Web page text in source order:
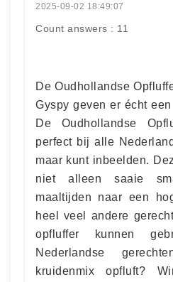
2025-09-02 18:49:07
Count answers : 11
De Oudhollandse
Gyspy geven er écht
De Oudhollandse
perfect bij alle
maar kunt inbeelden.
niet alleen saaie
maaltijden naar een
heel veel andere
opfluffer kunnen
Nederlandse
kruidenmix opfluft?